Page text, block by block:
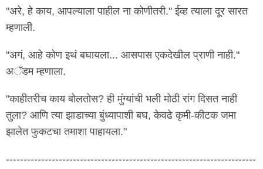
"अरे, हे काय, आपल्याला पाहील ना कोणीतरी." ईव्ह त्याला दूर सारत
म्हणाली.
"अगं, आहे कोण इथं बघायला... आसपास एकदेखील प्राणी नाही."
अॅडम म्हणाला.
"काहीतरीच काय बोलतोस? ही मुंग्यांची भली मोठी रांग दिसत नाही
तुला? आणि त्या झाडाच्या बुंध्यापाशी बघ, केवढे कृमी-कीटक जमा
झालेत फुकटचा तमाशा पाहायला."
-----------------------------------------------------------------------